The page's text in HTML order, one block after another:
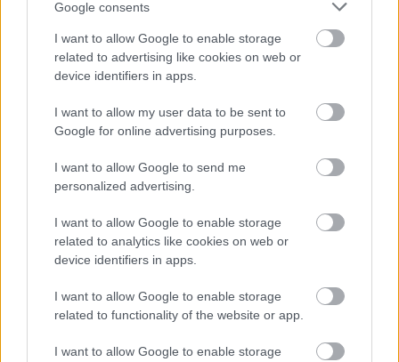
Google consents
I want to allow Google to enable storage
related to advertising like cookies on web or
device identifiers in apps.
I want to allow my user data to be sent to
Google for online advertising purposes.
I want to allow Google to send me
personalized advertising.
I want to allow Google to enable storage
related to analytics like cookies on web or
device identifiers in apps.
I want to allow Google to enable storage
related to functionality of the website or app.
I want to allow Google to enable storage
nyilván így is jól érzik magukat, szegény
ember vízzel főz.
Csak én pörköltet akarok, szaftosat, fehér
Művészetek Völgye Kapolcs Fesztiválok
ELSTARTOLT A MŰVÉSZETEK VÖLGYE